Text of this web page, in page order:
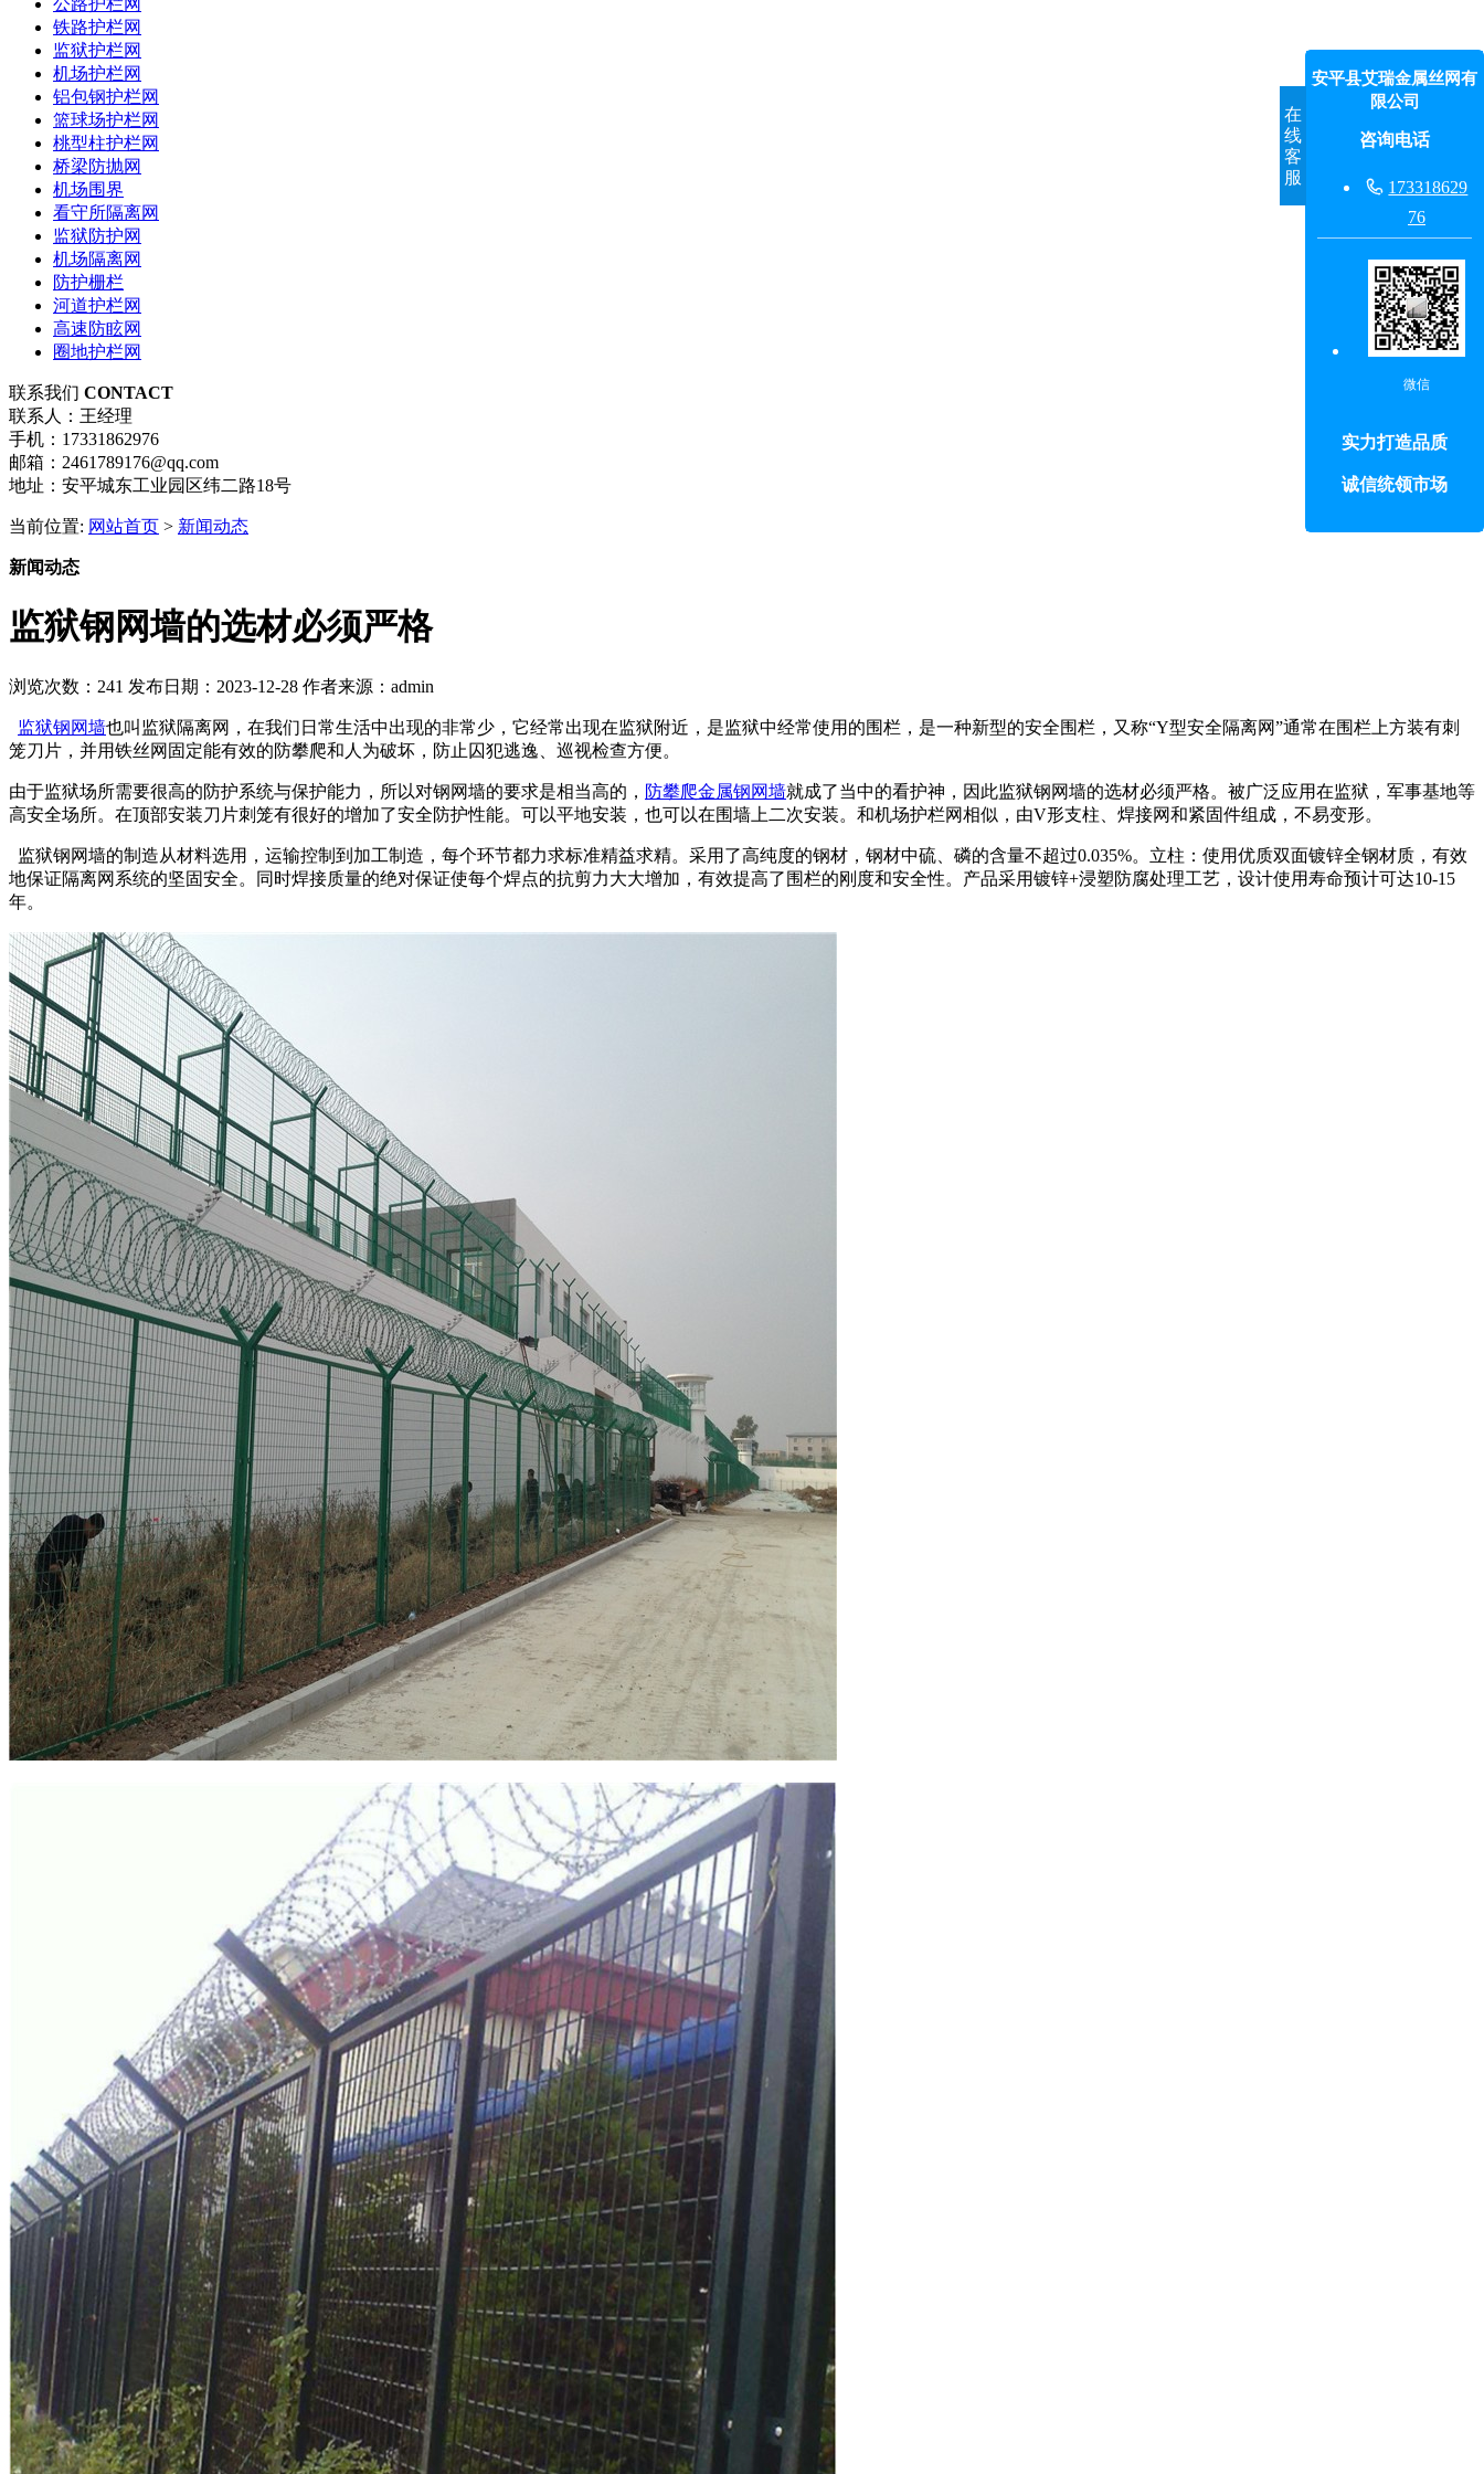
公路护栏网
铁路护栏网
监狱护栏网
机场护栏网
铝包钢护栏网
篮球场护栏网
桃型柱护栏网
桥梁防抛网
机场围界
看守所隔离网
监狱防护网
机场隔离网
防护栅栏
河道护栏网
高速防眩网
圈地护栏网
联系我们 CONTACT
联系人：王经理
手机：17331862976
邮箱：2461789176@qq.com
地址：安平城东工业园区纬二路18号
当前位置: 网站首页 > 新闻动态
新闻动态
监狱钢网墙的选材必须严格
浏览次数： 241 发布日期：2023-12-28 作者来源：admin
监狱钢网墙也叫监狱隔离网，在我们日常生活中出现的非常少，它经常出现在监狱附近，是监狱中经常使用的围栏，是一种新型的安全围栏，又称“Y型安全隔离网”通常在围栏上方装有刺
笼刀片，并用铁丝网固定能有效的防攀爬和人为破坏，防止囚犯逃逸、巡视检查方便。
由于监狱场所需要很高的防护系统与保护能力，所以对钢网墙的要求是相当高的， 防攀爬金属钢网墙就成了当中的看护神，因此监狱钢网墙的选材必须严格。 被广泛应用在监狱，军事基地等
高安全场所。在顶部安装刀片刺笼有很好的增加了安全防护性能。可以平地安装，也可以在围墙上二次安装。和机场护栏网相似，由V形支柱、焊接网和紧固件组成，不易变形。
监狱钢网墙的制造从材料选用，运输控制到加工制造，每个环节都力求标准精益求精。采用了高纯度的钢材，钢材中硫、磷的含量不超过0.035%。立柱：使用优质双面镀锌全钢材质，有效
地保证隔离网系统的坚固安全。同时焊接质量的绝对保证使每个焊点的抗剪力大大增加，有效提高了围栏的刚度和安全性。产品采用镀锌+浸塑防腐处理工艺，设计使用寿命预计可达10-15
年。
在
线
客
服
安平县艾瑞金属丝网有
限公司
咨询电话
 173318629
76
微信
实力打造品质
诚信统领市场